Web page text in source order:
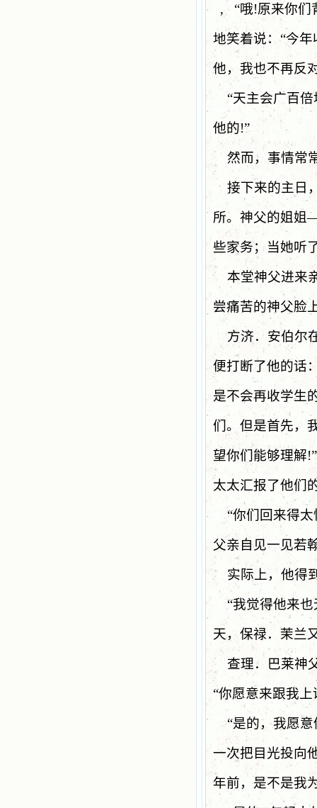
, “哦!原来你们
地笑着说：“今年
他，我也不再反
“天主会广百
他的!”
然而，事情常
接下来的主日
所。神父的姐
些家务；当她听
本堂神父进来
尝痛苦的神父脸
方济．安伯尔
便打断了他的话
是不会再收学生
们。但是首先，
望你们能够理解!”
太太汇报了他们
“你们回来得太
父亲自见一见若
实际上，他得
“我觉得他来
天，保禄．茉兰
查理．巴莱神
“你愿意来跟我
“是的，我愿意
一次把目光投向
年前，是不是我